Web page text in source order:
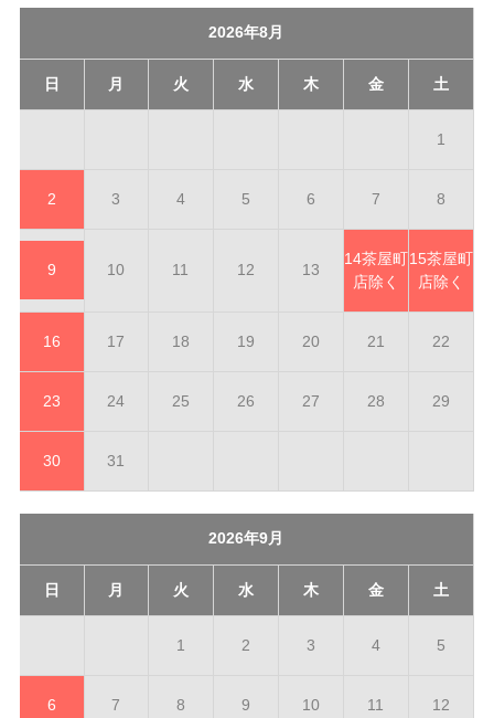
2026年8月
日 月 火 水 木 金 土
1
2 3 4 5 6 7 8
9 10 11 12 13
14茶屋町
店除く
15茶屋町
店除く
16 17 18 19 20 21 22
23 24 25 26 27 28 29
30 31
2026年9月
日 月 火 水 木 金 土
1 2 3 4 5
6 7 8 9 10 11 12